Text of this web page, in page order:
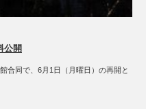
公開
合同で、6月1日（月曜日）の再開と